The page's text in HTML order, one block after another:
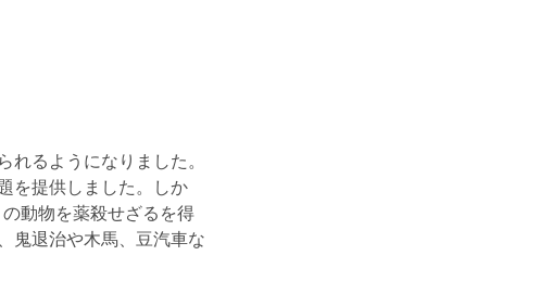
るようになりました。
を提供しました。しか
動物を薬殺せざるを得
鬼退治や木馬、豆汽車な